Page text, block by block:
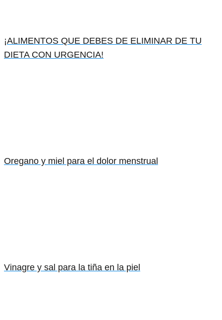
¡ALIMENTOS QUE DEBES DE ELIMINAR DE TU
DIETA CON URGENCIA!
Oregano y miel para el dolor menstrual
Vinagre y sal para la tiña en la piel